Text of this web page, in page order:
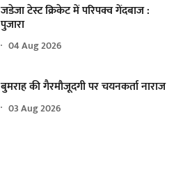
जडेजा टेस्ट क्रिकेट में परिपक्व गेंदबाज :
पुजारा
04 Aug 2026
बुमराह की गैरमौजूदगी पर चयनकर्ता नाराज
03 Aug 2026